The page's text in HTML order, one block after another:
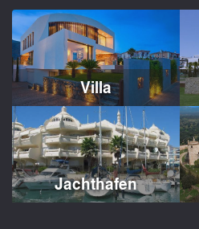
Villa
Jachthafen